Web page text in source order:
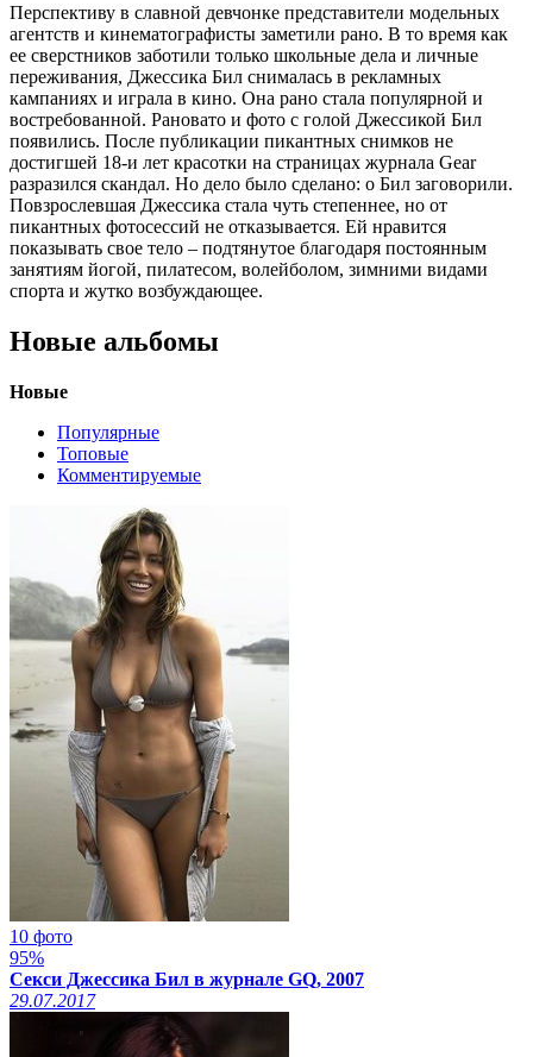
Перспективу в славной девчонке представители модельных
агентств и кинематографисты заметили рано. В то время как
ее сверстников заботили только школьные дела и личные
переживания, Джессика Бил снималась в рекламных
кампаниях и играла в кино. Она рано стала популярной и
востребованной. Рановато и фото с голой Джессикой Бил
появились. После публикации пикантных снимков не
достигшей 18-и лет красотки на страницах журнала Gear
разразился скандал. Но дело было сделано: о Бил заговорили.
Повзрослевшая Джессика стала чуть степеннее, но от
пикантных фотосессий не отказывается. Ей нравится
показывать свое тело – подтянутое благодаря постоянным
занятиям йогой, пилатесом, волейболом, зимними видами
спорта и жутко возбуждающее.
Новые альбомы
Новые
Популярные
Топовые
Комментируемые
10 фото
95%
Секси Джессика Бил в журнале GQ, 2007
29.07.2017